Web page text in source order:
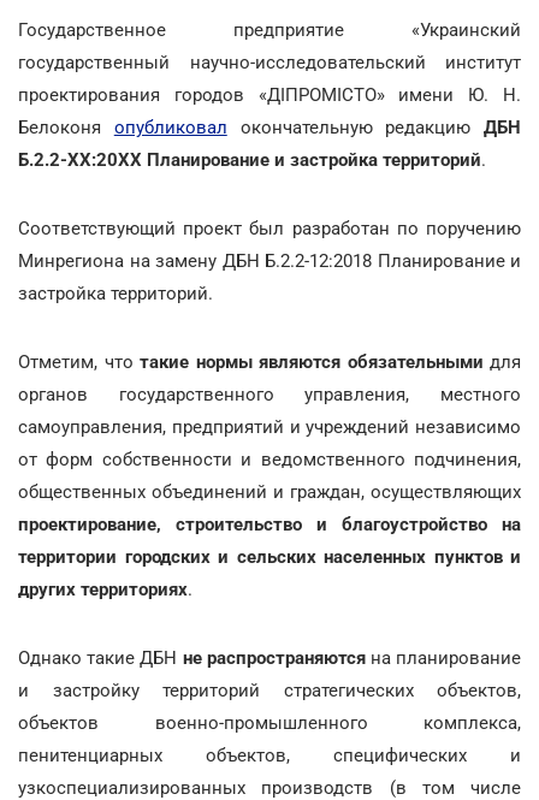
Государственное предприятие «Украинский
государственный научно-исследовательский институт
проектирования городов «ДІПРОМІСТО» имени Ю. Н.
Белоконя опубликовал окончательную редакцию ДБН
Б.2.2-ХХ:20ХХ Планирование и застройка территорий.
Соответствующий проект был разработан по поручению
Минрегиона на замену ДБН Б.2.2-12:2018 Планирование и
застройка территорий.
Отметим, что такие нормы являются обязательными для
органов государственного управления, местного
самоуправления, предприятий и учреждений независимо
от форм собственности и ведомственного подчинения,
общественных объединений и граждан, осуществляющих
проектирование, строительство и благоустройство на
территории городских и сельских населенных пунктов и
других территориях.
Однако такие ДБН не распространяютсяна планирование
и застройку территорий стратегических объектов,
объектов военно-промышленного комплекса,
пенитенциарных объектов, специфических и
узкоспециализированных производств (в том числе